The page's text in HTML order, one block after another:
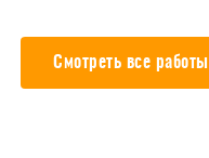
Смотреть все работы